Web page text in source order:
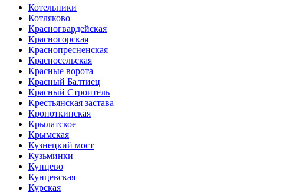
Котельники
Котляково
Красногвардейская
Красногорская
Краснопресненская
Красносельская
Красные ворота
Красный Балтиец
Красный Строитель
Крестьянская застава
Кропоткинская
Крылатское
Крымская
Кузнецкий мост
Кузьминки
Кунцево
Кунцевская
Курская